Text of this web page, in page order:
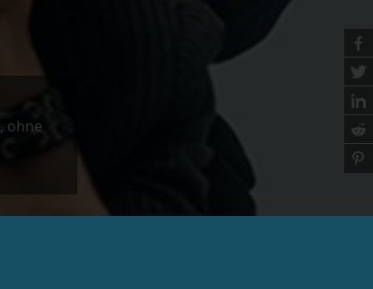
, ohne